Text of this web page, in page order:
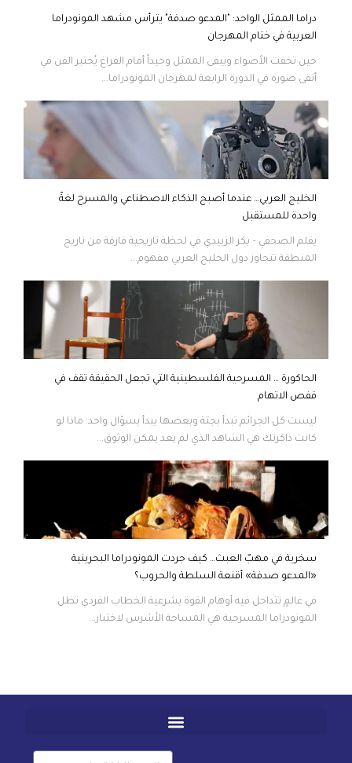
دراما الممثل الواحد: "المدعو صدفة" يترأس مشهد المونودراما
العربية في ختام المهرجان
حين تخفت الأضواء ويبقى الممثل وحيداً أمام الفراغ يُختبر الفن في
أنقى صوره في الدورة الرابعة لمهرجان المونودراما...
الخليج العربي… عندما أصبح الذكاء الاصطناعي والمسرح لغةً
واحدة للمستقبل
بقلم الصحفي – بكر الزبيدي في لحظة تاريخية فارقة من تاريخ
المنطقة تتجاوز دول الخليج العربي مفهوم...
الحاكورة … المسرحية الفلسطينية التي تجعل الحقيقة تقف في
قفص الاتهام
ليست كل الجرائم تبدأ بجثة وبعضها يبدأ بسؤال واحد: ماذا لو
كانت ذاكرتك هي الشاهد الذي لم يعد يمكن الوثوق...
سخرية في مهبّ العبث… كيف جردت المونودراما البحرينية
«المدعو صدفة» أقنعة السلطة والحروب؟
في عالمٍ تتداخل فيه أوهام القوة بشرعية الخطاب الفردي تظل
المونودراما المسرحية هي المساحة الأشرس لاختبار...